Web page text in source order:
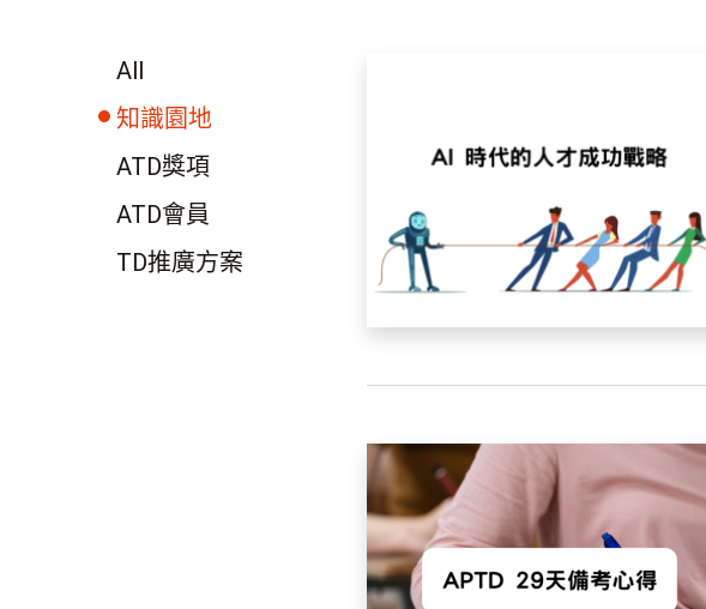
All
知識園地
ATD獎項
ATD會員
TD推廣方案